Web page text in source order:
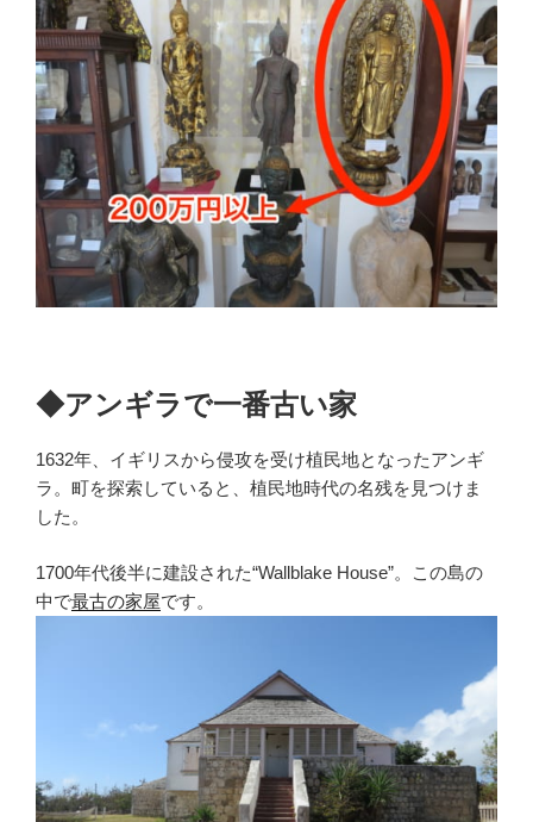
◆アンギラで一番古い家
1632年、イギリスから侵攻を受け植民地となったアンギ
ラ。町を探索していると、植民地時代の名残を見つけま
した。
1700年代後半に建設された“Wallblake House”。この島の
中で最古の家屋です。